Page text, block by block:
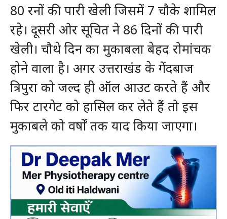
80 रनों की पारी खेली जिसमें 7 चौके शामिल
रहे। दूसरी ओर सूचित ने 86 दिनों की पारी
खेली। चौथे दिन का मुकाबला बेहद रोमांचक
होने वाला है। अगर उत्तराखंड के गेंदबाज
त्रिपुरा को जल्द ही ऑल आउट करते हैं और
फिर टारगेट को हासिल कर लेते हैं तो इस
मुकाबले को वर्षों तक याद किया जाएगा।